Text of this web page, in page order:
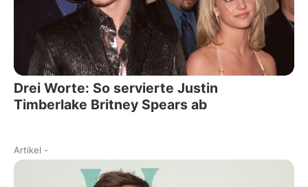
Drei Worte: So servierte Justin
Timberlake Britney Spears ab
Artikel -